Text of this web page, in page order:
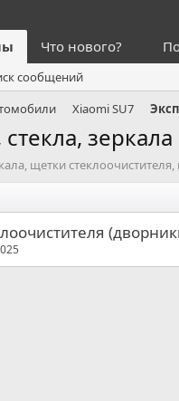
Что нового?
сообщений
Xiaomi SU7
зеркала
щетки